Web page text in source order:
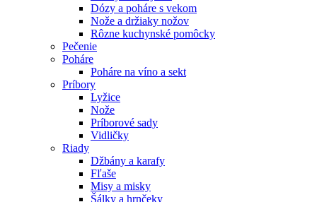
Dózy a poháre s vekom
Nože a držiaky nožov
Rôzne kuchynské pomôcky
Pečenie
Poháre
Poháre na víno a sekt
Príbory
Lyžice
Nože
Príborové sady
Vidličky
Riady
Džbány a karafy
Fľaše
Misy a misky
Šálky a hrnčeky